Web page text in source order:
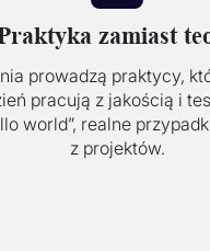
zamiast
prowadzą praktycy,
pracują z jakością i
world”, realne
z projektów.